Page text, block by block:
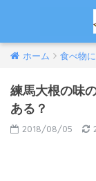
ホーム 食べ物
練馬大根の味
ある？
2018/08/05